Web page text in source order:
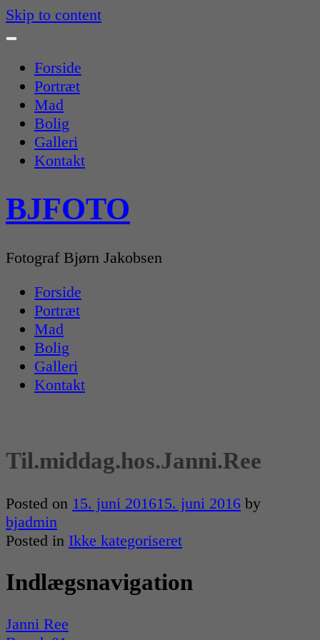
Skip to content
Forside
Portræt
Mad
Bolig
Galleri
Kontakt
BJFOTO
Fotograf Bjørn Jakobsen
Forside
Portræt
Mad
Bolig
Galleri
Kontakt
Til.middag.hos.Janni.Ree
Posted on 15. juni 201615. juni 2016 by
bjadmin
Posted in Ikke kategoriseret
Indlægsnavigation
Janni Ree